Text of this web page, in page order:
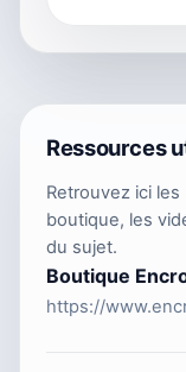
Ressources
Retrouvez ici
boutique, les
du sujet.
Boutique
https://